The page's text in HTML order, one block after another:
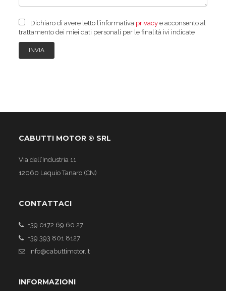
Dichiaro di avere letto l’informativa privacy e acconsento al
trattamento dei miei dati personali per le finalità ivi indicate
INVIA
CABUTTI MOTOR ® SRL
Via dell’Industria 11
12060 Lequio Tanaro (CN)
CONTATTACI
+39 0172 69 60 27
+39 393 801 8127
info@cabuttimotor.it
INFORMAZIONI